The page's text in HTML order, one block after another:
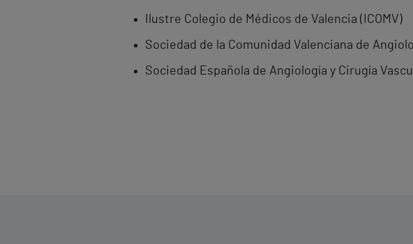
Ilustre Colegio de Médicos de Valencia (ICOMV)
Sociedad de la Comunidad Valenciana de
Sociedad Española de Angiología y Cirugía